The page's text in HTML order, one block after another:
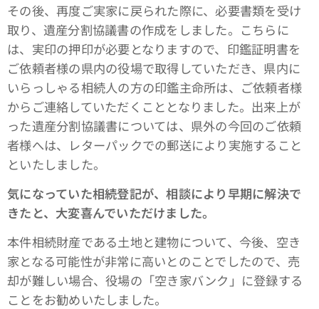
その後、再度ご実家に戻られた際に、必要書類を受け
取り、遺産分割協議書の作成をしました。こちらに
は、実印の押印が必要となりますので、印鑑証明書を
ご依頼者様の県内の役場で取得していただき、県内に
いらっしゃる相続人の方の印鑑主命所は、ご依頼者様
からご連絡していただくこととなりました。出来上が
った遺産分割協議書については、県外の今回のご依頼
者様へは、レターパックでの郵送により実施すること
といたしました。
気になっていた相続登記が、相談により早期に解決で
きたと、大変喜んでいただけました。
本件相続財産である土地と建物について、今後、空き
家となる可能性が非常に高いとのことでしたので、売
却が難しい場合、役場の「空き家バンク」に登録する
ことをお勧めいたしました。